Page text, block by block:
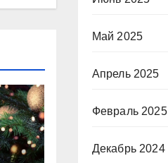
Май 2025
Апрель 2025
Февраль 2025
Декабрь 2024